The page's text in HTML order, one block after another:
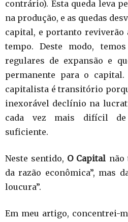
contrário). Esta queda leva
na produção, e as quedas
capital, e portanto
tempo. Deste modo,
regulares de expansão e
permanente para o
capitalista é transitório
inexorável declínio na
cada vez mais difícil de
suficiente.
Neste sentido, O Capital não
da razão econômica”, mas
loucura”.
Em meu artigo, concentrei-